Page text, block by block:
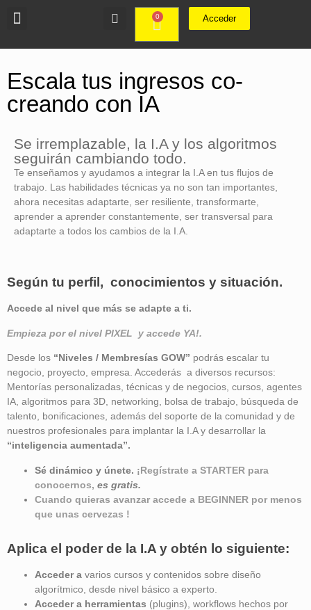
0 Acceder
Escala tus ingresos co-
creando con IA
Se irremplazable, la I.A y los algoritmos
seguirán cambiando todo.
Te enseñamos y ayudamos a integrar la I.A en tus flujos de
trabajo. Las habilidades técnicas ya no son tan importantes,
ahora necesitas adaptarte, ser resiliente, transformarte,
aprender a aprender constantemente, ser transversal para
adaptarte a todos los cambios de la I.A.
Según tu perfil, conocimientos y situación.
Accede al nivel que más se adapte a ti.
Empieza por el nivel PIXEL y accede YA!.
Desde los “Niveles / Membresías GOW” podrás escalar tu
negocio, proyecto, empresa. Accederás a diversos recursos:
Mentorías personalizadas, técnicas y de negocios, cursos, agentes
IA, algoritmos para 3D, networking, bolsa de trabajo, búsqueda de
talento, bonificaciones, además del soporte de la comunidad y de
nuestros profesionales para implantar la I.A y desarrollar la
“inteligencia aumentada”.
Sé dinámico y únete. ¡Regístrate a STARTER para
conocernos, es gratis.
Cuando quieras avanzar accede a BEGINNER por menos
que unas cervezas !
Aplica el poder de la I.A y obtén lo siguiente:
Acceder a varios cursos y contenidos sobre diseño
algorítmico, desde nivel básico a experto.
Acceder a herramientas (plugins), workflows hechos por